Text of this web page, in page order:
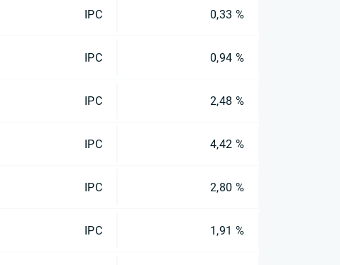
IPC 0,33 %
IPC 0,94 %
IPC 2,48 %
IPC 4,42 %
IPC 2,80 %
IPC 1,91 %